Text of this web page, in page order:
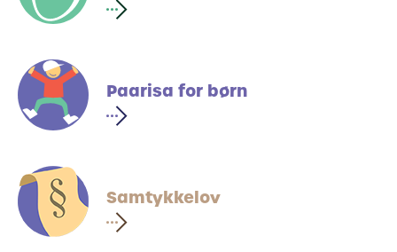
Paarisa for børn
Samtykkelov